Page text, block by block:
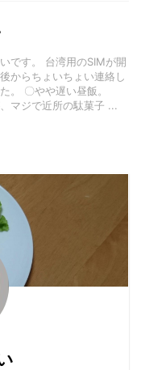
です。 台湾用のSIMが開
からちょいちょい連絡し
。 〇やや遅い昼飯。
マジで近所の駄菓子 ...